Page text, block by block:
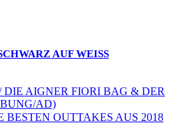
AUF WEISS
DIE AIGNER FIORI BAG & DER
AD)
BESTEN OUTTAKES AUS 2018